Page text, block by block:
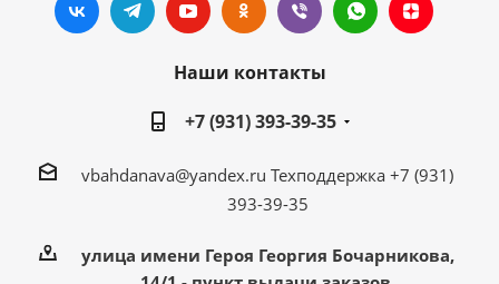
Наши контакты
+7 (931) 393-39-35
vbahdanava@yandex.ru Техподдержка +7 (931)
393-39-35
улица имени Героя Георгия Бочарникова,